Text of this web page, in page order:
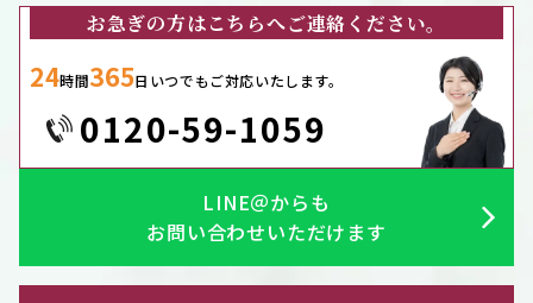
お急ぎの方はこちらへご連絡ください。
24時間365日いつでもご対応いたします。
0120-59-1059
LINE＠からも
お問い合わせいただけます